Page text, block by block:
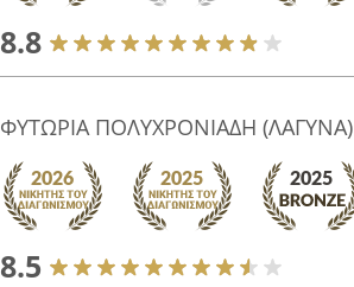
8.8
ΦΥΤΩΡΙΑ ΠΟΛΥΧΡΟΝΙΑΔΗ (ΛΑΓΥΝΑ)
8.5